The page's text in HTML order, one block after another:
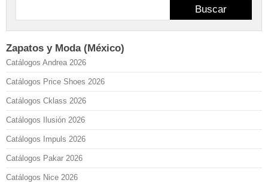
Buscar
Zapatos y Moda (México)
Catálogos Andrea 2026
Catálogos Price Shoes 2026
Catálogos Cklass 2026
Catálogos Ilusión 2026
Catálogos Impuls 2026
Catálogos Pakar 2026
Catálogos Nice 2026